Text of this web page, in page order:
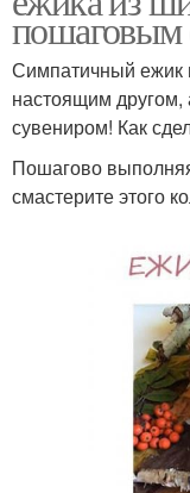
пошаговым
Симпатичный ежик
настоящим
сувениром! Как
Пошагово
смастерите этого